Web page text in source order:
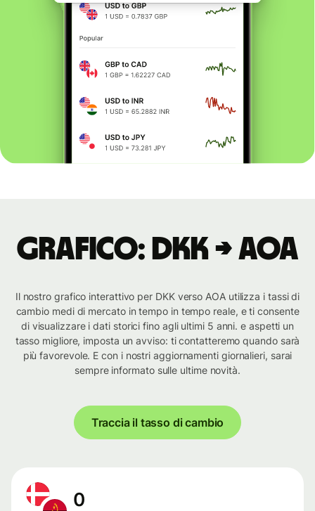
Grafico: DKK → AOA
Il nostro grafico interattivo per DKK verso AOA utilizza i tassi di
cambio medi di mercato in tempo in tempo reale, e ti consente
di visualizzare i dati storici fino agli ultimi 5 anni. e aspetti un
tasso migliore, imposta un avviso: ti contatteremo quando sarà
più favorevole. E con i nostri aggiornamenti giornalieri, sarai
sempre informato sulle ultime novità.
Traccia il tasso di cambio
0